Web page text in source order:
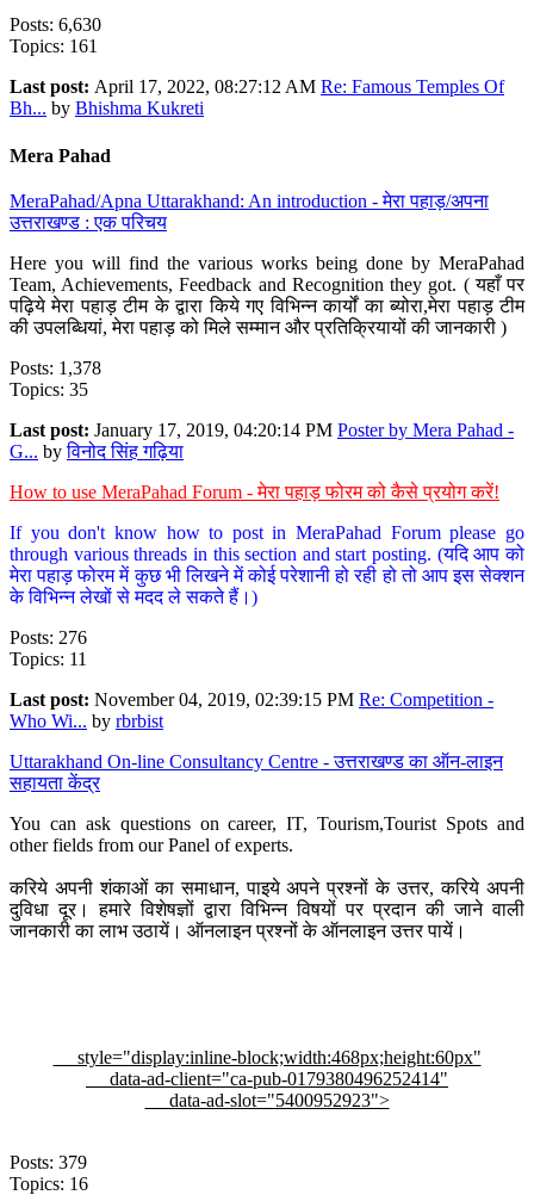
Posts: 6,630
Topics: 161
Last post: April 17, 2022, 08:27:12 AM Re: Famous Temples Of
Bh... by Bhishma Kukreti
Mera Pahad
MeraPahad/Apna Uttarakhand: An introduction - मेरा पहाड़/अपना
उत्तराखण्ड : एक परिचय
Here you will find the various works being done by MeraPahad
Team, Achievements, Feedback and Recognition they got. ( यहाँ पर
पढ़िये मेरा पहाड़ टीम के द्वारा किये गए विभिन्न कार्यों का ब्योरा,मेरा पहाड़ टीम
की उपलब्धियां, मेरा पहाड़ को मिले सम्मान और प्रतिक्रियायों की जानकारी )
Posts: 1,378
Topics: 35
Last post: January 17, 2019, 04:20:14 PM Poster by Mera Pahad -
G... byविनोद सिंह गढ़िया
How to use MeraPahad Forum - मेरा पहाड़ फोरम को कैसे प्रयोग करें!
If you don't know how to post in MeraPahad Forum please go
through various threads in this section and start posting. (यदि आप को
मेरा पहाड़ फोरम में कुछ भी लिखने में कोई परेशानी हो रही हो तो आप इस सेक्शन
के विभिन्न लेखों से मदद ले सकते हैं।)
Posts: 276
Topics: 11
Last post: November 04, 2019, 02:39:15 PM Re: Competition -
Who Wi... by rbrbist
Uttarakhand On-line Consultancy Centre - उत्तराखण्ड का ऑन-लाइन
सहायता केंद्र
You can ask questions on career, IT, Tourism,Tourist Spots and
other fields from our Panel of experts.
करिये अपनी शंकाओं का समाधान, पाइये अपने प्रश्नों के उत्तर, करिये अपनी
दुविधा दूर। हमारे विशेषज्ञों द्वारा विभिन्न विषयों पर प्रदान की जाने वाली
जानकारी का लाभ उठायें। ऑनलाइन प्रश्नों के ऑनलाइन उत्तर पायें।
style="display:inline-block;width:468px;height:60px"
data-ad-client="ca-pub-0179380496252414"
data-ad-slot="5400952923">
Posts: 379
Topics: 16